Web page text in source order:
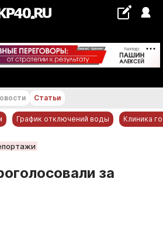
+18...+19 °С
Статьи
График отключений воды Клиника
за